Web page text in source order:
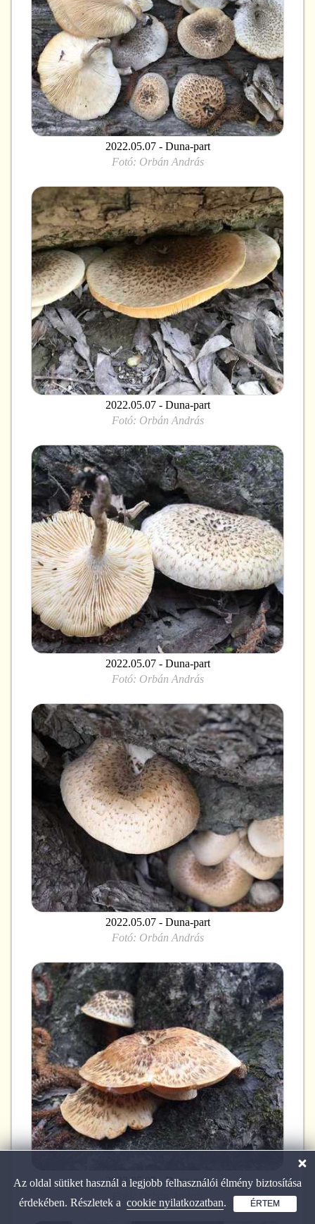
2022.05.07 - Duna-part
Fotó: Orbán András
2022.05.07 - Duna-part
Fotó: Orbán András
2022.05.07 - Duna-part
Fotó: Orbán András
2022.05.07 - Duna-part
Fotó: Orbán András
2022.05.07 - Duna-part
Orbán András
Az oldal sütiket használ a legjobb felhasználói élmény biztosítása
érdekében. Részletek a cookie nyilatkozatban. ÉRTEM